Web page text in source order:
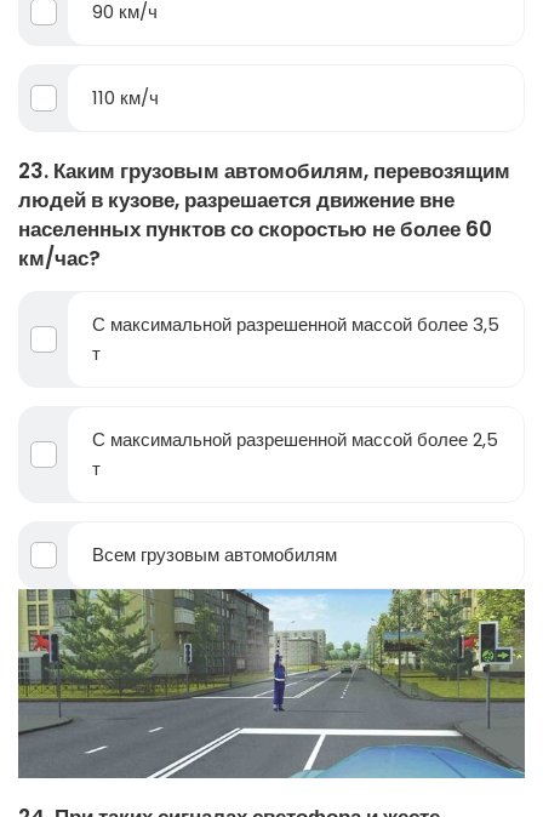
90 км/ч
110 км/ч
23. Каким грузовым автомобилям, перевозящим
людей в кузове, разрешается движение вне
населенных пунктов со скоростью не более 60
км/час?
С максимальной разрешенной массой более 3,5
т
С максимальной разрешенной массой более 2,5
т
Всем грузовым автомобилям